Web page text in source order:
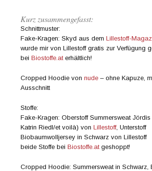
Kurz zusammengefasst:
Schnittmuster:
Fake-Kragen: Skyd aus demLillestoff-
wurde mir von Lillestoff gratis zur Verfügung
beiBiostoffe.aterhältlich!
Cropped Hoodie vonnude – ohne Kapuze,
Ausschnitt
Stoffe:
Fake-Kragen: Oberstoff Summersweat
Katrin Riedl/et voilà) vonLillestoff, Unterstoff
Biobaumwolljersey in Schwarz von Lillestoff
beide Stoffe beiBiostoffe.atgeshoppt!
Cropped Hoodie: Summersweat in Schwarz,